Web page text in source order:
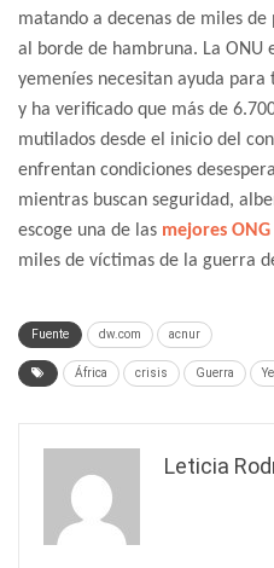
matando a decenas de miles
al borde de hambruna. La ONU
yemeníes necesitan ayuda
y ha verificado que más de
mutilados desde el inicio del
enfrentan condiciones
mientras buscan seguridad,
escoge una de las mejores ONG
miles de víctimas de la guerra
Fuente dw.com acnur
África crisis Guerra
Leticia